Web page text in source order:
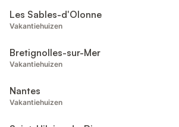
Les Sables-d'Olonne
Vakantiehuizen
Bretignolles-sur-Mer
Vakantiehuizen
Nantes
Vakantiehuizen